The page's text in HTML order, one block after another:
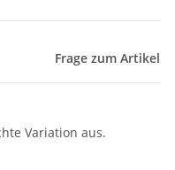
Frage zum Artikel
Variation aus.